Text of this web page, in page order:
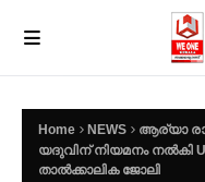
Home NEWS
ആര്യാ
യദുവിന് നിയമനം നൽകി
താൽക്കാലിക ജോലി